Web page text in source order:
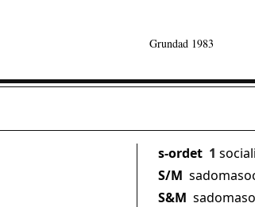
Grundad 1983
s-ordet 1
S/M
S&M